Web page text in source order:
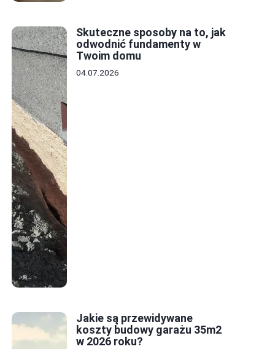
Skuteczne sposoby na to, jak
odwodnić fundamenty w
Twoim domu
04.07.2026
Jakie są przewidywane
koszty budowy garażu 35m2
w 2026 roku?